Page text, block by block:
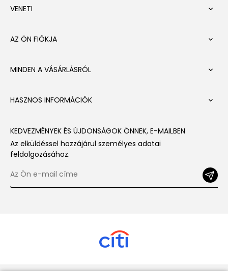
VENETI 
AZ ÖN FIÓKJA 
MINDEN A VÁSÁRLÁSRÓL 
HASZNOS INFORMÁCIÓK 
KEDVEZMÉNYEK ÉS ÚJDONSÁGOK ÖNNEK, E-MAILBEN
Az elküldéssel hozzájárul személyes adatai
feldolgozásához.